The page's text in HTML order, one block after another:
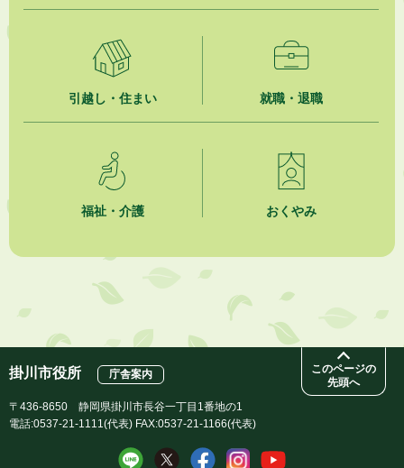
市民の勇気ある応急手当に感謝状を贈呈しました
2026年8月4日
夏季休暇期間 開業医等診療予定
「水道カルテ」の公表について
【参加者募集】プロ棋士から学ぼう！はじめての将棋教室
引越し・住まい 就職・退職
福祉・介護 おくやみ
このページの
先頭へ
掛川市役所 庁舎案内
〒436-8650 静岡県掛川市長谷一丁目1番地の1
電話:0537-21-1111(代表) FAX:0537-21-1166(代表)